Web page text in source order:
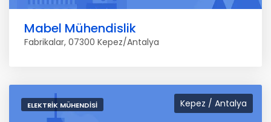
Mabel Mühendislik
Fabrikalar, 07300 Kepez/Antalya
Kepez / Antalya
ELEKTRIK MÜHENDISI